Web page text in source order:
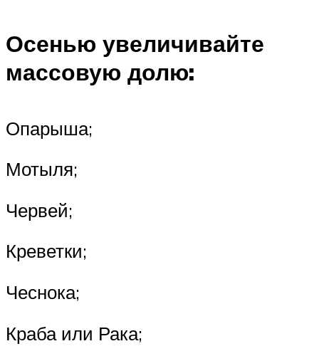
Осенью увеличивайте
массовую долю:
Опарыша;
Мотыля;
Червей;
Креветки;
Чеснока;
Краба или Рака;